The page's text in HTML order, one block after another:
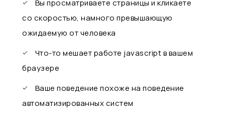
Вы просматриваете страницы и кликаете
со скоростью, намного превышающую
ожидаемую от человека
Что-то мешает работе javascript в вашем
браузере
Ваше поведение похоже на поведение
автоматизированных систем